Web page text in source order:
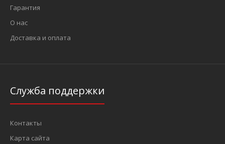
Гарантия
О нас
Доставка и оплата
Служба поддержки
Контакты
Карта сайта